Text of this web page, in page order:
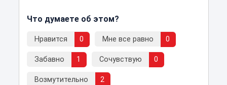
Что думаете об этом?
Нравится 0 Мне все равно 0
Забавно 1 Сочувствую 0
Возмутительно 2